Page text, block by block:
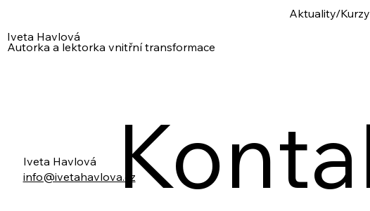
Iveta Havlová
Autorka a lektorka vnitřní transformace
Aktuality/Kurzy
Iveta Havlová
info@ivetahavlova.cz